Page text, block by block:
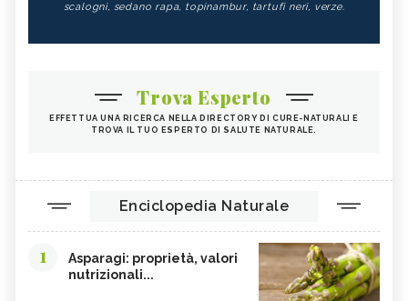
scalogni, sedano rapa, topinambur, tartufi neri, verze.
Trova Esperto
EFFETTUA UNA RICERCA NELLA DIRECTORY DI CURE-NATURALI E
TROVA IL TUO ESPERTO DI SALUTE NATURALE.
Enciclopedia Naturale
1
Asparagi: proprietà, valori
nutrizionali...